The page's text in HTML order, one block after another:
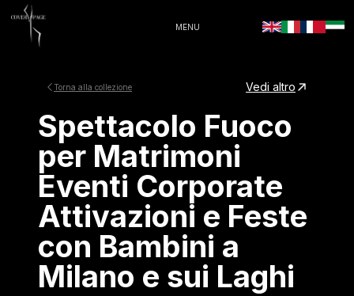
MENU
Torna alla collezione Vedi altro
Spettacolo Fuoco
per Matrimoni
Eventi Corporate
Attivazioni e Feste
con Bambini a
Milano e sui Laghi